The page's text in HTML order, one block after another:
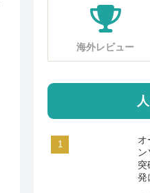
海外レビュー
オ
突
発